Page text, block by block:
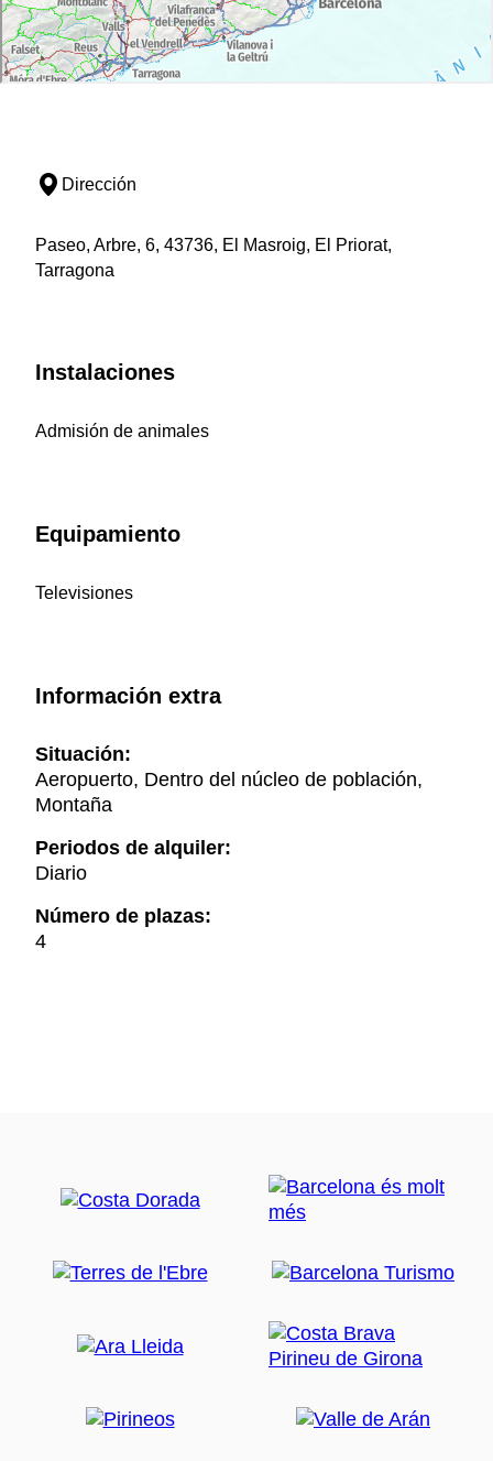
Dirección
Paseo, Arbre, 6, 43736, El Masroig, El Priorat,
Tarragona
Instalaciones
Admisión de animales
Equipamiento
Televisiones
Información extra
Situación:
Aeropuerto, Dentro del núcleo de población,
Montaña
Periodos de alquiler:
Diario
Número de plazas:
4